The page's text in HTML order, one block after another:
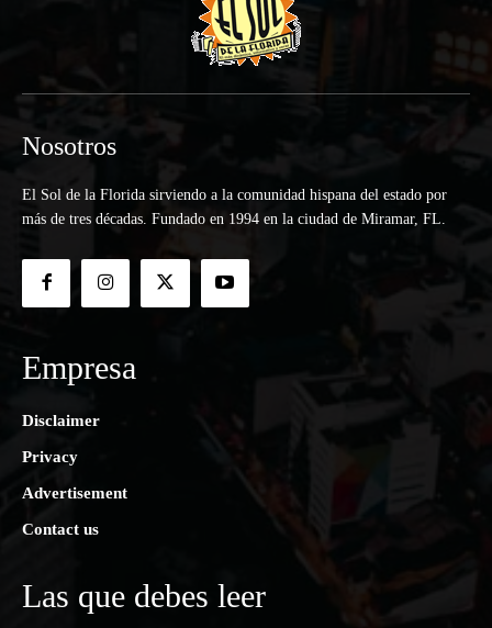
Nosotros
El Sol de la Florida sirviendo a la comunidad hispana del estado por
más de tres décadas. Fundado en 1994 en la ciudad de Miramar, FL.
Empresa
Disclaimer
Privacy
Advertisement
Contact us
Las que debes leer